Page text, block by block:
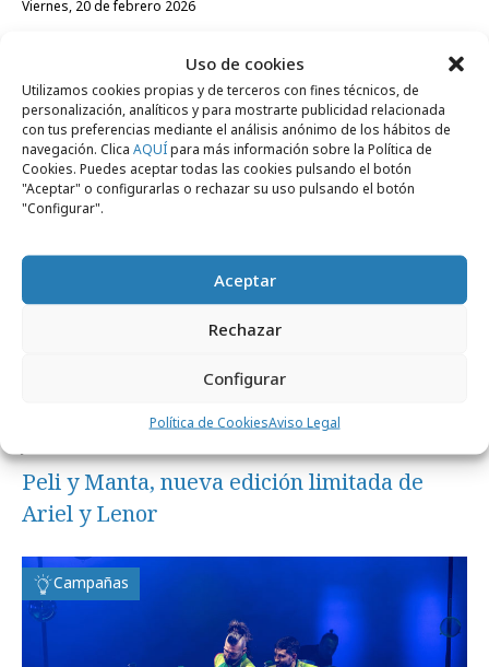
Uso de cookies
Utilizamos cookies propias y de terceros con fines técnicos, de
personalización, analíticos y para mostrarte publicidad relacionada
con tus preferencias mediante el análisis anónimo de los hábitos de
navegación. Clica AQUÍpara más información sobre la Política de
Cookies. Puedes aceptar todas las cookies pulsando el botón
"Aceptar" o configurarlas o rechazar su uso pulsando el botón
"Configurar".
Aceptar
Rechazar
Configurar
Política de CookiesAviso Legal
viernes, 20 de febrero 2026
Campañas
Peli y Manta, nueva edición limitada de
Ariel y Lenor
Campañas